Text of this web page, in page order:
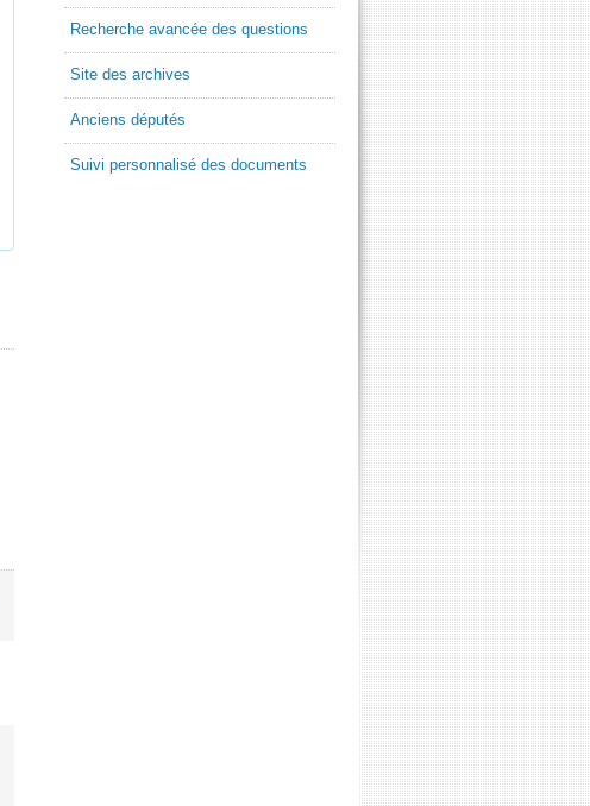
Recherche avancée des questions
Site des archives
Anciens députés
Suivi personnalisé des documents